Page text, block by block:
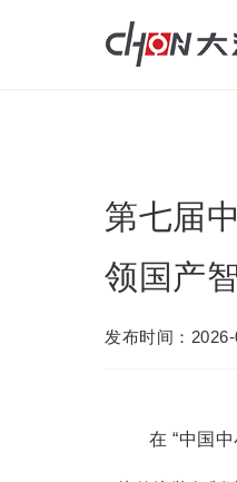
第七届
领国产
发布时间：
在 “中国